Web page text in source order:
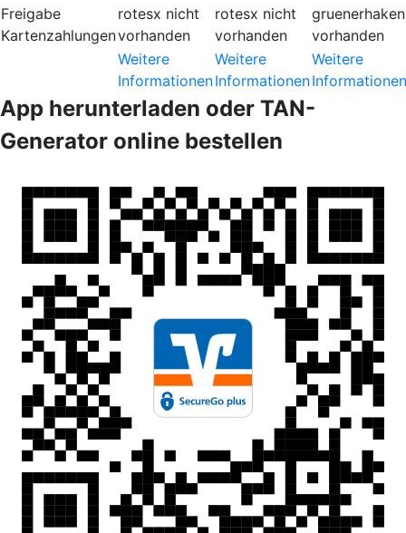
Freigabe
Kartenzahlungen
rotesx nicht
vorhanden
rotesx nicht
vorhanden
gruenerhaken
vorhanden
Weitere
Informationen
Weitere
Informationen
Weitere
Informationen
App herunterladen oder TAN-
Generator online bestellen